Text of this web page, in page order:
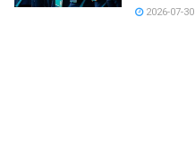
2026-07-30